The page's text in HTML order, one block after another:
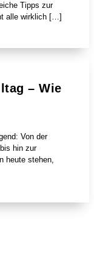
Tipps zur
alle wirklich […]
– Wie
Von der
hin zur
heute stehen,